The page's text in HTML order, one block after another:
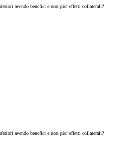
avendo benefici e non piu' effetti collaterali?
avendo benefici e non piu' effetti collaterali?